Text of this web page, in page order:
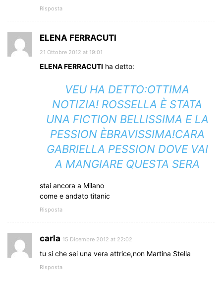
Risposta
ELENA FERRACUTI
21 Ottobre 2012 at 19:01
ELENA FERRACUTI ha detto:
VEU HA DETTO:OTTIMA
NOTIZIA! ROSSELLA È STATA
UNA FICTION BELLISSIMA E LA
PESSION ÈBRAVISSIMA!CARA
GABRIELLA PESSION DOVE VAI
A MANGIARE QUESTA SERA
stai ancora a Milano
come e andato titanic
Risposta
carla 15 Dicembre 2012 at 22:02
tu si che sei una vera attrice,non Martina Stella
Risposta